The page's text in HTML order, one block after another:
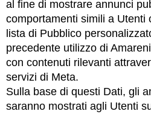
al fine di mostrare annunci
comportamenti simili a Utenti
lista di Pubblico
precedente utilizzo di
con contenuti rilevanti
servizi di Meta.
Sulla base di questi Dati, gli
saranno mostrati agli Utenti